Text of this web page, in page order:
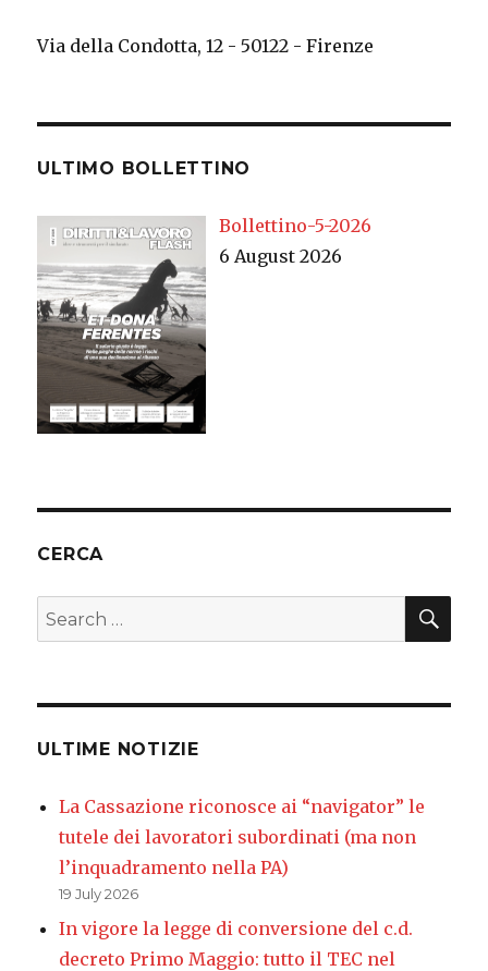
Via della Condotta, 12 - 50122 - Firenze
ULTIMO BOLLETTINO
Bollettino-5-2026
6 August 2026
CERCA
Search
for:
ULTIME NOTIZIE
La Cassazione riconosce ai “navigator” le
tutele dei lavoratori subordinati (ma non
l’inquadramento nella PA)
19 July 2026
In vigore la legge di conversione del c.d.
decreto Primo Maggio: tutto il TEC nel